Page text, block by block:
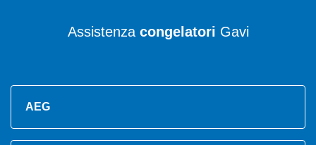
Assistenza congelatori Gavi
AEG